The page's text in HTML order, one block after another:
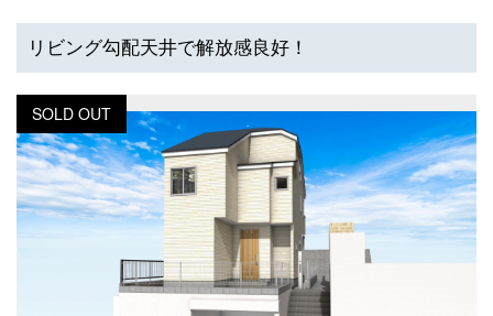
リビング勾配天井で解放感良好！
SOLD OUT